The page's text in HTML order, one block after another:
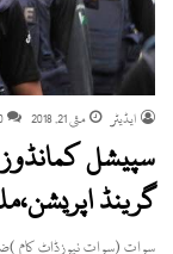
ایڈیٹر مئی 21, 2018
سپیشل
گرینڈ
سوات (سوات نیوزڈاٹ کام